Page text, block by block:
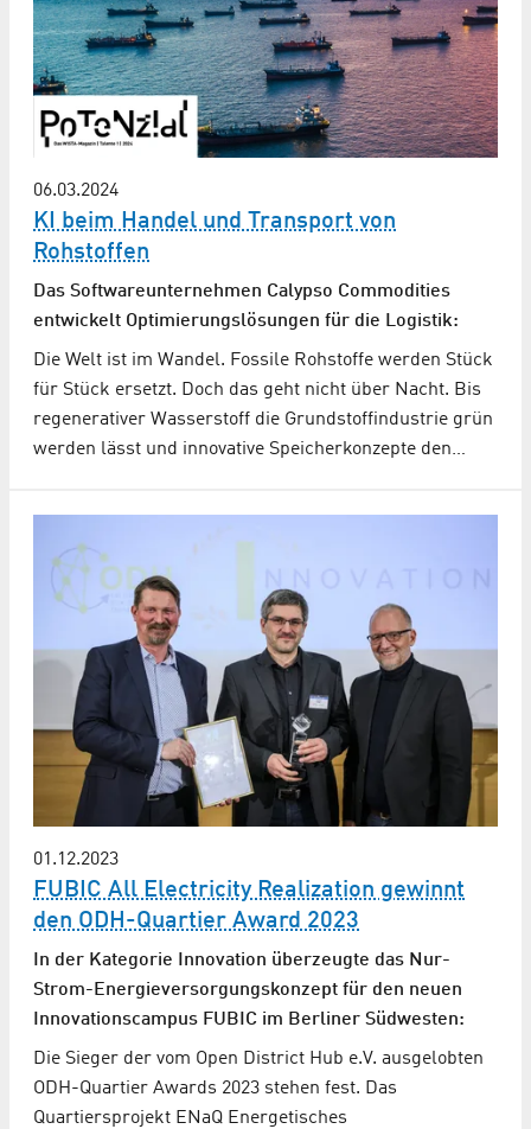
06.03.2024
KI beim Handel und Transport von
Rohstoffen
Das Softwareunternehmen Calypso Commodities
entwickelt Optimierungslösungen für die Logistik:
Die Welt ist im Wandel. Fossile Rohstoffe werden Stück
für Stück ersetzt. Doch das geht nicht über Nacht. Bis
regenerativer Wasserstoff die Grundstoffindustrie grün
werden lässt und innovative Speicherkonzepte den…
01.12.2023
FUBIC All Electricity Realization gewinnt
den ODH-Quartier Award 2023
In der Kategorie Innovation überzeugte das Nur-
Strom-Energie­versorgungs­konzept für den neuen
Innovationscampus FUBIC im Berliner Südwesten:
Die Sieger der vom Open District Hub e.V. ausgelobten
ODH-Quartier Awards 2023 stehen fest. Das
Quartiersprojekt ENaQ Energetisches